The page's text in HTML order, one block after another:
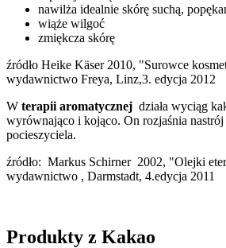
nawilża idealnie skórę suchą,
wiąże wilgoć
zmiękcza skórę
źródło Heike Käser 2010, "Surowce
wydawnictwo Freya, Linz,3. edycja 2012
W terapii aromatycznej działa wyciąg
wyrównająco i kojąco. On rozjaśnia
pocieszyciela.
źródło: Markus Schirner 2002, "Olejki
wydawnictwo , Darmstadt, 4.edycja 2011
Produkty z Kakao